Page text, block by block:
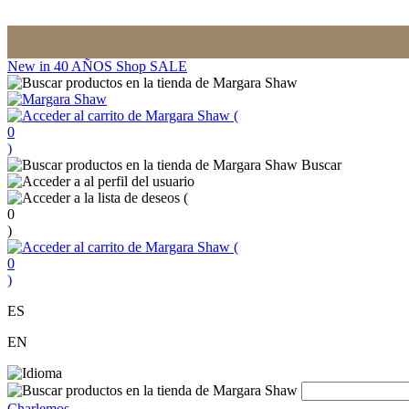
New in 40 AÑOS Shop SALE
(
0
)
Buscar
(
0
)
(
0
)
ES
EN